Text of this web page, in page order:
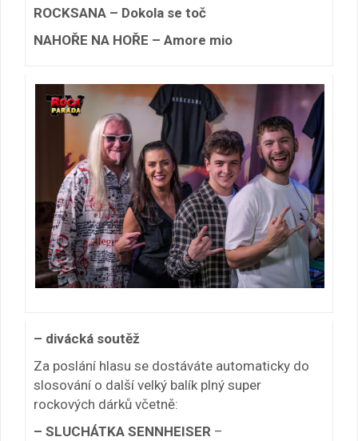
ROCKSANA – Dokola se toč
NAHOŘE NA HOŘE – Amore mio
– divácká soutěž
Za poslání hlasu se dostáváte automaticky do
slosování o další velký balík plný super
rockových dárků včetně:
– SLUCHÁTKA SENNHEISER –